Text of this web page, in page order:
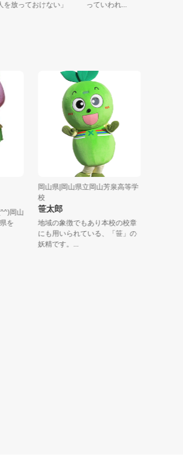
る人を放っておけない」
っていわれ...
山
岡山県|岡山県立岡山芳泉高等学
笹太郎
地域の象徴でもあり本校の校章
にも用いられている、「笹」の
妖精です。...